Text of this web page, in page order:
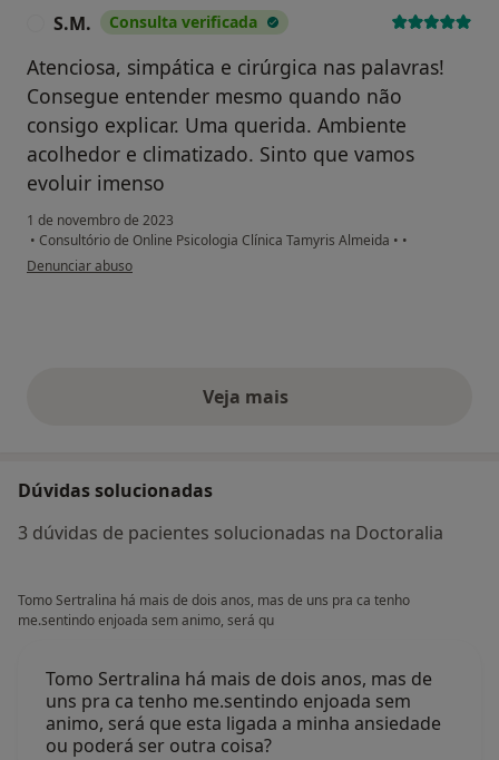
S.M. Consulta verificada
Atenciosa, simpática e cirúrgica nas palavras!
Consegue entender mesmo quando não
consigo explicar. Uma querida. Ambiente
acolhedor e climatizado. Sinto que vamos
evoluir imenso
1 de novembro de 2023
• Consultório de Online Psicologia Clínica Tamyris Almeida • •
na opinião do utilizador S.M.
Denunciar abuso
Veja maisopiniões acima
Dúvidas solucionadas
3 dúvidas de pacientes solucionadas na Doctoralia
Tomo Sertralina há mais de dois anos, mas de uns pra ca tenho
me.sentindo enjoada sem animo, será qu
Tomo Sertralina há mais de dois anos, mas de
uns pra ca tenho me.sentindo enjoada sem
animo, será que esta ligada a minha ansiedade
ou poderá ser outra coisa?